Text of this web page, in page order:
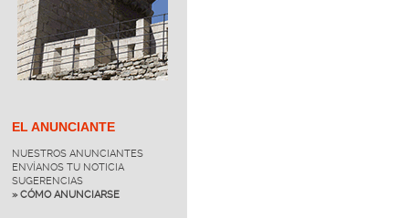
EL ANUNCIANTE
NUESTROS ANUNCIANTES
ENVÍANOS TU NOTICIA
SUGERENCIAS
» CÓMO ANUNCIARSE